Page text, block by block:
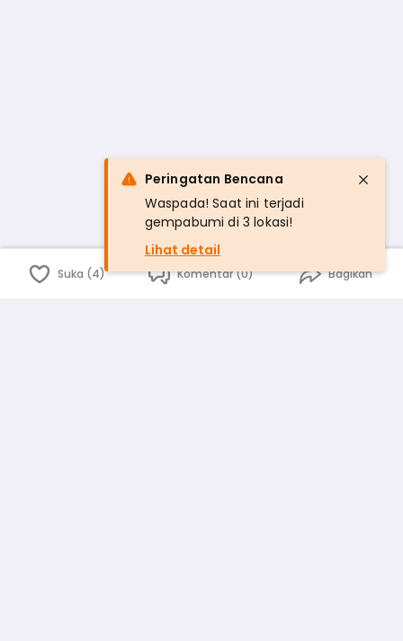
Suka (4) Komentar (0) Bagikan
Peringatan Bencana
Waspada! Saat ini terjadi
gempabumi di 3 lokasi!
Lihat detail